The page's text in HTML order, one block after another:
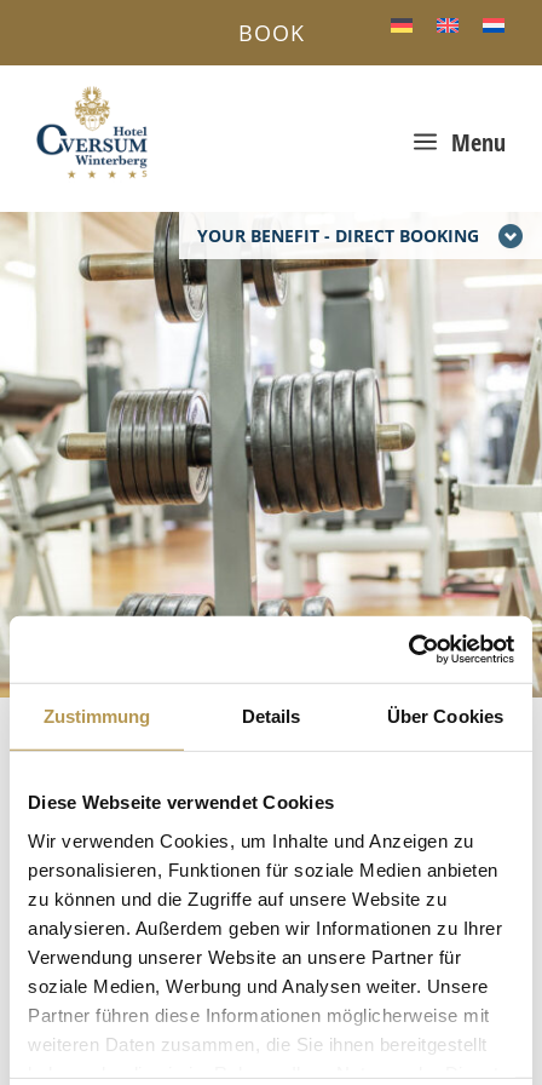
Zustimmung Details Über Cookies
Diese Webseite verwendet Cookies
Wir verwenden Cookies, um Inhalte und Anzeigen zu
personalisieren, Funktionen für soziale Medien anbieten
zu können und die Zugriffe auf unsere Website zu
analysieren. Außerdem geben wir Informationen zu Ihrer
Verwendung unserer Website an unsere Partner für
soziale Medien, Werbung und Analysen weiter. Unsere
Partner führen diese Informationen möglicherweise mit
weiteren Daten zusammen, die Sie ihnen bereitgestellt
YOUR BENEFIT - DIRECT BOOKING
a Menu
BOOK
ACTIVE FITNESS IN
YOUR SAUERLAND
VACATION
Our fitness room with modern individual machines in
the cardio, fitness and functional area is available to you
daily for independent use free of charge.